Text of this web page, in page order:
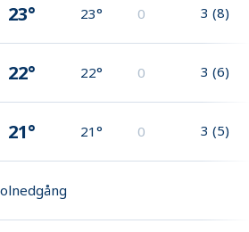
23° 23° 0 3 (8)
22° 22° 0 3 (6)
21° 21° 0 3 (5)